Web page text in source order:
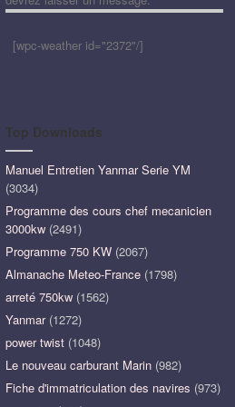
[wpc-weather id="2372"/]
Top Downloads
Manuel Entretien Yanmar Serie YM
(3034)
Programme des cours chef mecanicien
3000kw (2491)
Programme 750 KW (2067)
Almanache Meteo-France (1798)
arreté 750kw (1562)
Yanmar(1272)
power twist (1048)
Le nouveau carburant Marin (982)
Fiche d'immatriculation des navires (973)